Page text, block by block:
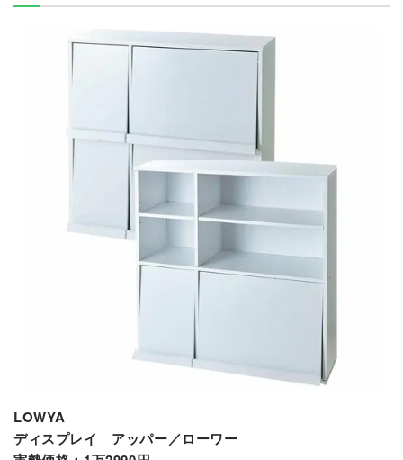
LOWYA
ディスプレイ アッパー／ローワー